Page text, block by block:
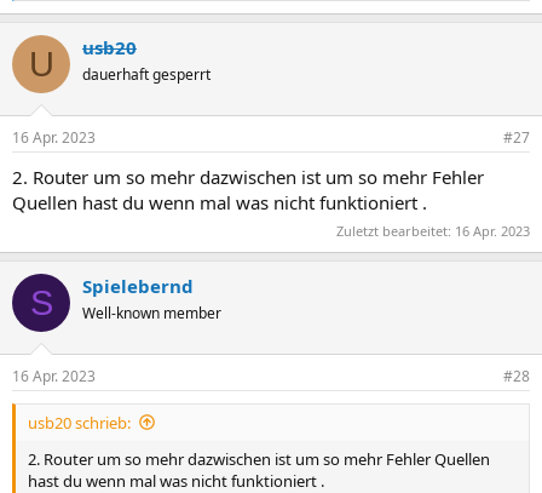
e
k
i
e
:
U usb20
dauerhaft gesperrt
16 Apr. 2023 #27
2. Router um so mehr dazwischen ist um so mehr Fehler
Quellen hast du wenn mal was nicht funktioniert .
Zuletzt bearbeitet: 16 Apr. 2023
S Spielebernd
Well-known member
16 Apr. 2023 #28
usb20 schrieb:
2. Router um so mehr dazwischen ist um so mehr Fehler Quellen
hast du wenn mal was nicht funktioniert .